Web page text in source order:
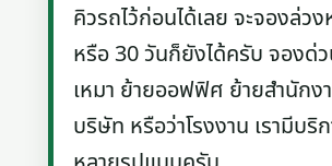
คิวรถไว้ก่อนได้เลย จะจองล่ว
หรือ 30 วันก็ยังได้ครับ จองด่
เหมา ย้ายออฟฟิศ ย้ายสำนักง
บริษัท หรือว่าโรงงาน เรามีบริ